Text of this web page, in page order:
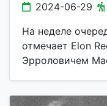
2024-06-29
На неделе
отмечает Elon
Эрроловичем